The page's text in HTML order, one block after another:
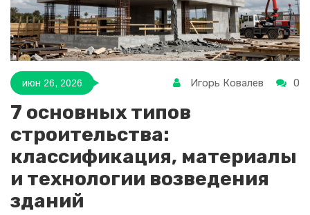
июн 26, 2026 Игорь Ковалев 0
7 основных типов
строительства:
классификация, материалы
и технологии возведения
зданий